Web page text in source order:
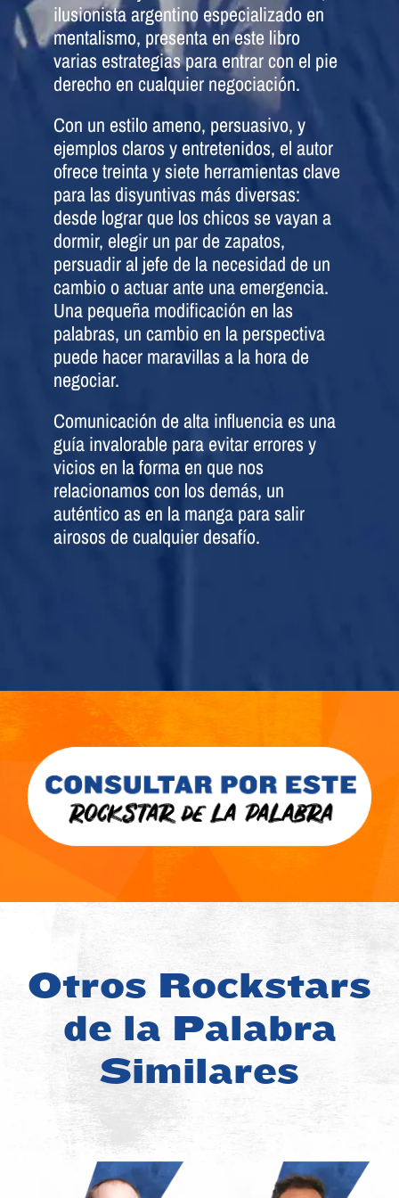
ilusionista argentino especializado en
mentalismo, presenta en este libro
varias estrategias para entrar con el pie
derecho en cualquier negociación.
Con un estilo ameno, persuasivo, y
ejemplos claros y entretenidos, el autor
ofrece treinta y siete herramientas clave
para las disyuntivas más diversas:
desde lograr que los chicos se vayan a
dormir, elegir un par de zapatos,
persuadir al jefe de la necesidad de un
cambio o actuar ante una emergencia.
Una pequeña modificación en las
palabras, un cambio en la perspectiva
puede hacer maravillas a la hora de
negociar.
Comunicación de alta influencia es una
guía invalorable para evitar errores y
vicios en la forma en que nos
relacionamos con los demás, un
auténtico as en la manga para salir
airosos de cualquier desafío.
Otros Rockstars
de la Palabra
Similares